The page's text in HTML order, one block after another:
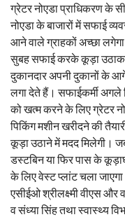
ग्रेटर नोएडा प्राधिकरण के
नोएडा के बाजारों में सफाई
आने वाले ग्राहकों अच्छा
सुबह सफाई करके कूड़ा
दुकानदार अपनी दुकानों के
लगा देते हैं। सफाईकर्मी अगले
को खत्म करने के लिए ग्रेटर
पिकिंग मशीन खरीदने की
कूड़ा उठाने में मदद मिलेगी।
डस्टबिन या फिर पास के
के लिए वेस्ट प्लांट चला
एसीईओ श्रीलक्ष्मी वीएस और
व संध्या सिंह तथा स्वास्थ्य